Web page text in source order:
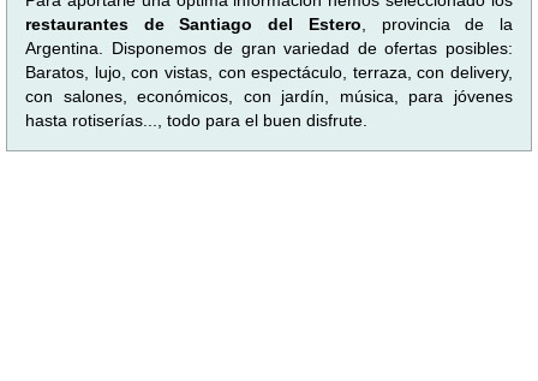
restaurantes de Santiago del Estero , provincia de la
Argentina. Disponemos de gran variedad de ofertas posibles:
Baratos, lujo, con vistas, con espectáculo, terraza, con delivery,
con salones, económicos, con jardín, música, para jóvenes
hasta rotiserías..., todo para el buen disfrute.